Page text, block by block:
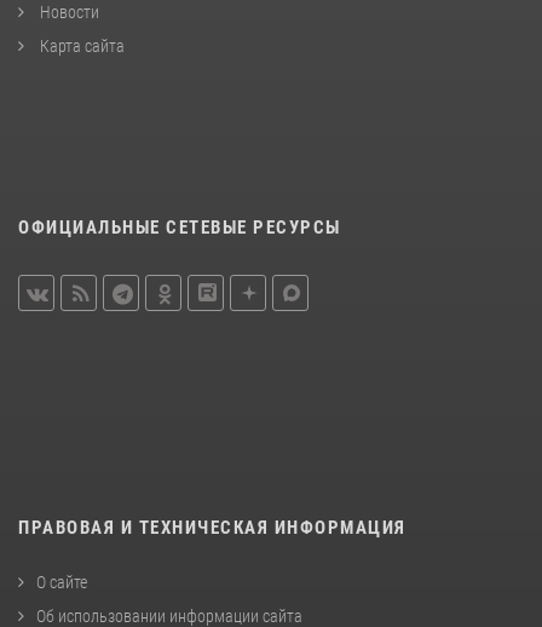
Новости
Карта сайта
ОФИЦИАЛЬНЫЕ СЕТЕВЫЕ РЕСУРСЫ
ПРАВОВАЯ И ТЕХНИЧЕСКАЯ ИНФОРМАЦИЯ
О сайте
Об использовании информации сайта